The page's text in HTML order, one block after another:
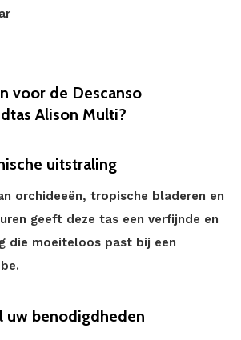
voor de Descanso
Alison Multi?
uitstraling
orchideeën, tropische bladeren en
geeft deze tas een verfijnde en
die moeiteloos past bij een
uw benodigdheden